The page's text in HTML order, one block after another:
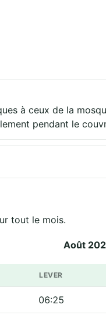
à ceux de la
pendant le
tout le mois.
Août
LEVER
06:25